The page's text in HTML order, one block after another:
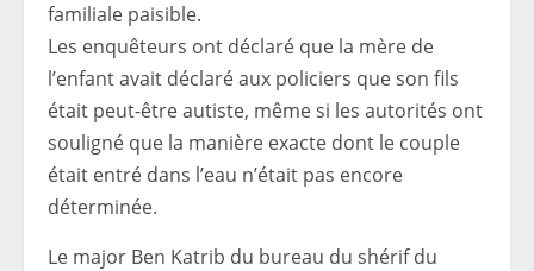
familiale paisible.
Les enquêteurs ont déclaré que la mère de
l’enfant avait déclaré aux policiers que son fils
était peut-être autiste, même si les autorités ont
souligné que la manière exacte dont le couple
était entré dans l’eau n’était pas encore
déterminée.
Le major Ben Katrib du bureau du shérif du